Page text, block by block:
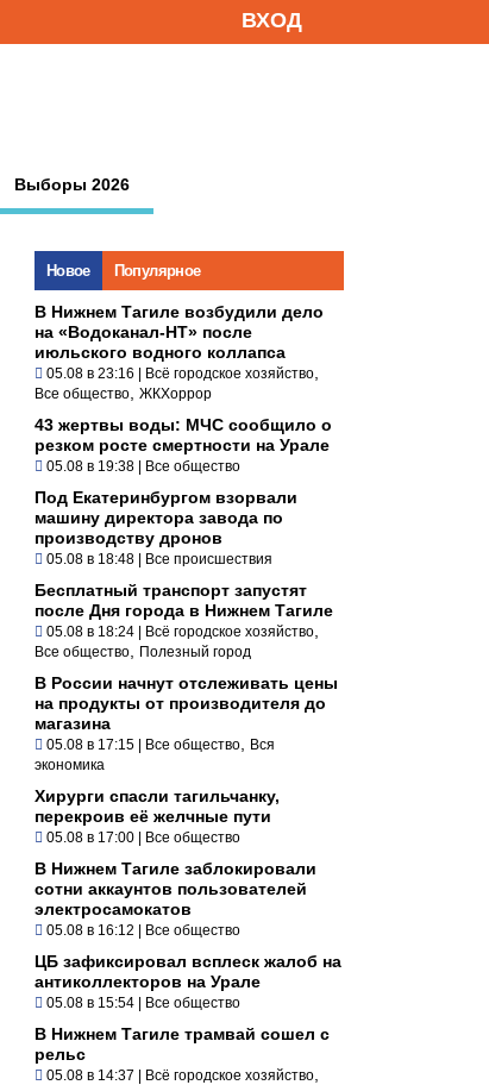
ВХОД
Выборы 2026
Новое Популярное
В Нижнем Тагиле возбудили дело
на «Водоканал-НТ» после
июльского водного коллапса
05.08 в 23:16 | Всё городское хозяйство
Все общество ЖКХоррор
43 жертвы воды: МЧС сообщило о
резком росте смертности на Урале
05.08 в 19:38 | Все общество
Под Екатеринбургом взорвали
машину директора завода по
производству дронов
05.08 в 18:48 | Все происшествия
Бесплатный транспорт запустят
после Дня города в Нижнем Тагиле
05.08 в 18:24 | Всё городское хозяйство
Все общество Полезный город
В России начнут отслеживать цены
на продукты от производителя до
магазина
05.08 в 17:15 | Все общество
Вся
экономика
Хирурги спасли тагильчанку,
перекроив её желчные пути
05.08 в 17:00 | Все общество
В Нижнем Тагиле заблокировали
сотни аккаунтов пользователей
электросамокатов
05.08 в 16:12 | Все общество
ЦБ зафиксировал всплеск жалоб на
антиколлекторов на Урале
05.08 в 15:54 | Все общество
В Нижнем Тагиле трамвай сошел с
рельс
05.08 в 14:37 | Всё городское хозяйство